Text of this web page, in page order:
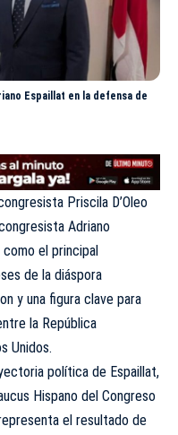
Espaillat en la defensa de
Priscila D’Oleo
Adriano
como el principal
de la diáspora
y una figura clave para
la República
Unidos.
política de Espaillat,
Hispano del Congreso
el resultado de